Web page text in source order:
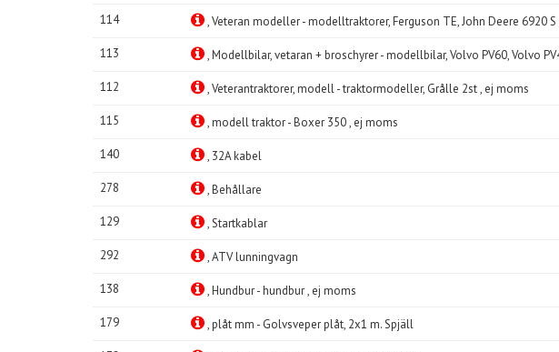
114 , Veteran modeller - modelltraktorer, Ferguson TE, John Deere 6920
113 , Modellbilar, vetaran + broschyrer - modellbilar, Volvo PV60, Volvo
112 , Veterantraktorer, modell - traktormodeller, Grålle 2st , ej moms
115 , modell traktor - Boxer 350 , ej moms
140 , 32A kabel
278 , Behållare
129 , Startkablar
292 , ATV lunningvagn
138 , Hundbur - hundbur , ej moms
179 , plåt mm - Golvsveper plåt, 2x1 m. Spjäll